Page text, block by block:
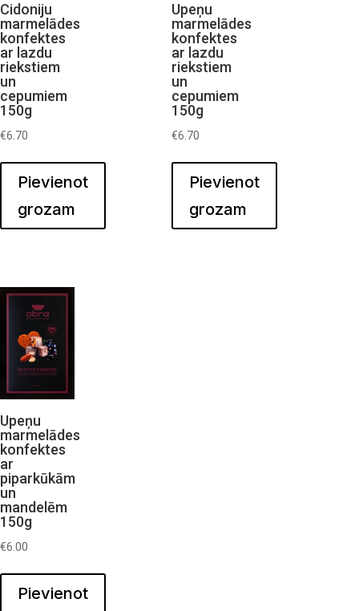
Cidoniju
marmelādes
konfektes
ar lazdu
riekstiem
un
cepumiem
150g
€6.70
Pievienot
grozam
Upeņu
marmelādes
konfektes
ar lazdu
riekstiem
un
cepumiem
150g
€6.70
Pievienot
grozam
Upeņu
marmelādes
konfektes
ar
piparkūkām
un
mandelēm
150g
€6.00
Pievienot